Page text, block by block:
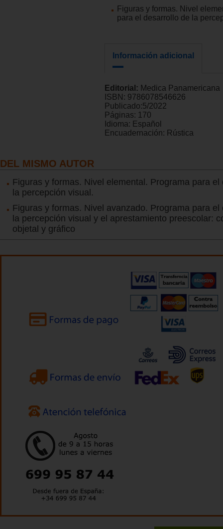
Figuras y formas. Nivel
para el desarrollo de la
Información adicional
Editorial: Medica Panamericana
ISBN: 9786078546626
Publicado:5/2022
Páginas: 170
Idioma: Español
Encuadernación: Rústica
DEL MISMO AUTOR
Figuras y formas. Nivel elemental. Programa para el
la percepción visual.
Figuras y formas. Nivel avanzado. Programa para el
la percepción visual y el aprestamiento preescolar:
objetal y gráfico